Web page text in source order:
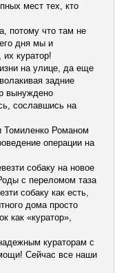
мест тех, кто
потому что там не
дня мы и
куратор!
на улице, да еще
задние
вынуждено
сославшись на
Томиленко Романом
операции на
собаку на новое
с переломом таза
собаку как есть,
дома просто
как «куратор»,
кураторам с
Сейчас все наши